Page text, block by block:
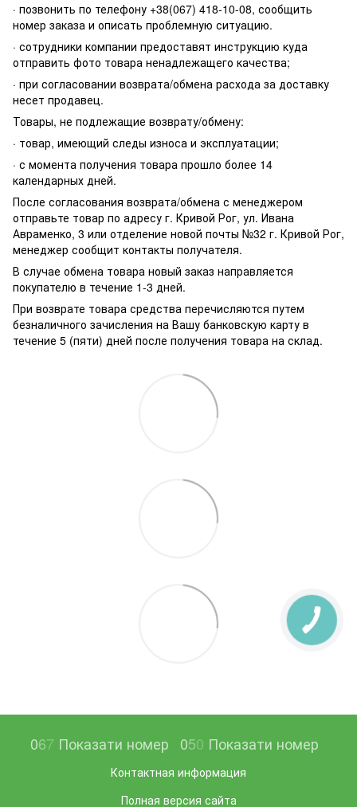
· позвонить по телефону +38(067) 418-10-08, сообщить
номер заказа и описать проблемную ситуацию.
· сотрудники компании предоставят инструкцию куда
отправить фото товара ненадлежащего качества;
· при согласовании возврата/обмена расхода за доставку
несет продавец.
Товары, не подлежащие возврату/обмену:
· товар, имеющий следы износа и эксплуатации;
· с момента получения товара прошло более 14
календарных дней.
После согласования возврата/обмена с менеджером
отправьте товар по адресу г. Кривой Рог, ул. Ивана
Авраменко, 3 или отделение новой почты №32 г. Кривой Рог,
менеджер сообщит контакты получателя.
В случае обмена товара новый заказ направляется
покупателю в течение 1-3 дней.
При возврате товара средства перечисляются путем
безналичного зачисления на Вашу банковскую карту в
течение 5 (пяти) дней после получения товара на склад.
067 Показати номер 050 Показати номер
Контактная информация
Полная версия сайта